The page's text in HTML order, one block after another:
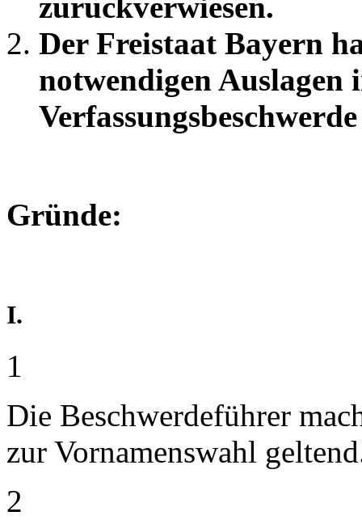
Der Freistaat Bayern
notwendigen Auslagen
Gründe:
I.
1
Die Beschwerdeführer
zur Vornamenswahl
2